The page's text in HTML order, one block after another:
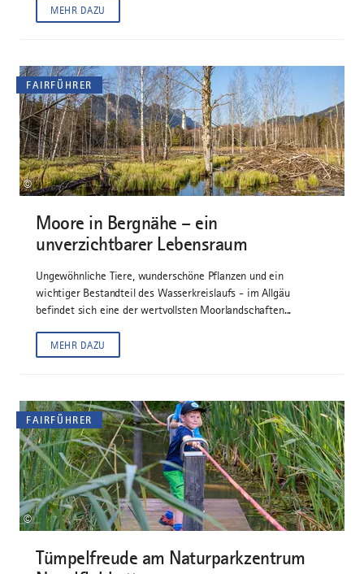
MEHR DAZU
FAIRFÜHRER
©
Moore in Bergnähe – ein
unverzichtbarer Lebensraum
Ungewöhnliche Tiere, wunderschöne Pflanzen und ein
wichtiger Bestandteil des Wasserkreislaufs - im Allgäu
befindet sich eine der wertvollsten Moorlandschaften...
MEHR DAZU
FAIRFÜHRER
©
Tümpelfreude am Naturparkzentrum